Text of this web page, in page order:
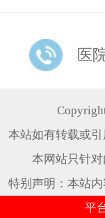
医
本站如有转载或
本网站只针对
特别声明：本站内
平